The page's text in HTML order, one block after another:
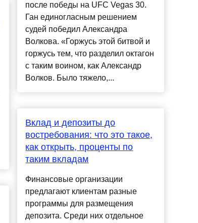
после победы на UFC Vegas 30.
Ган единогласным решением
судей победил Александра
Волкова. «Горжусь этой битвой и
горжусь тем, что разделил октагон
с таким воином, как Александр
Волков. Было тяжело,...
Вклад и депозиты до
востребования: что это такое,
как открыть, проценты по
таким вкладам
Финансовые организации
предлагают клиентам разные
программы для размещения
депозита. Среди них отдельное